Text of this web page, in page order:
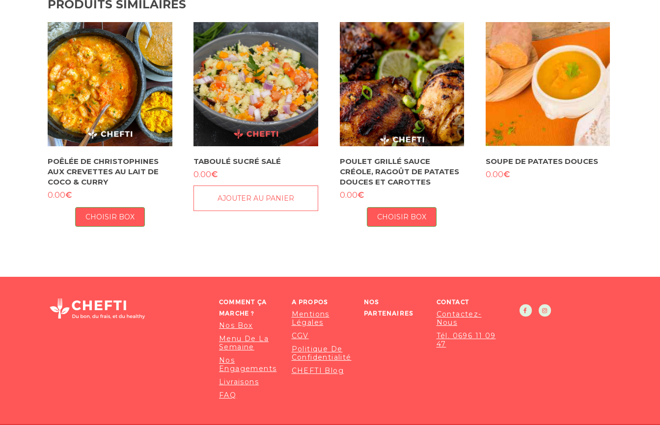
PRODUITS SIMILAIRES
POÊLÉE DE CHRISTOPHINES
AUX CREVETTES AU LAIT DE
COCO & CURRY
0.00€
CHOISIR BOX
TABOULÉ SUCRÉ SALÉ
0.00€
AJOUTER AU PANIER
POULET GRILLÉ SAUCE
CRÉOLE, RAGOÛT DE PATATES
DOUCES ET CAROTTES
0.00€
CHOISIR BOX
SOUPE DE PATATES DOUCES
0.00€
COMMENT ÇA
MARCHE ?
Nos Box
Menu De La
Semaine
Nos
Engagements
Livraisons
FAQ
A PROPOS
Mentions
Légales
CGV
Politique De
Confidentialité
CHEFTI Blog
NOS
PARTENAIRES
CONTACT
Contactez-
Nous
Tél. 0696 11 09
47